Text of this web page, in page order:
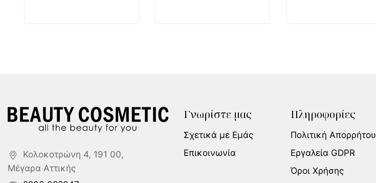
Κολοκοτρώνη 4, 191 00,
Μέγαρα Αττικής
Γνωρίστε μας
Σχετικά με Εμάς
Επικοινωνία
Πληροφορίες
Πολιτική Απορρήτου
Εργαλεία GDPR
Όροι Χρήσης